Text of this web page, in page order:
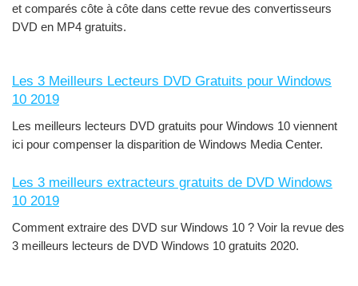
et comparés côte à côte dans cette revue des convertisseurs
DVD en MP4 gratuits.
Les 3 Meilleurs Lecteurs DVD Gratuits pour Windows
10 2019
Les meilleurs lecteurs DVD gratuits pour Windows 10 viennent
ici pour compenser la disparition de Windows Media Center.
Les 3 meilleurs extracteurs gratuits de DVD Windows
10 2019
Comment extraire des DVD sur Windows 10 ? Voir la revue des
3 meilleurs lecteurs de DVD Windows 10 gratuits 2020.